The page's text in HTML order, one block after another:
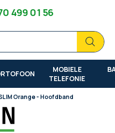
499 01 56
Zoek
Zoek
MOBIELE
TELEFONIE
Orange - Hoofdband